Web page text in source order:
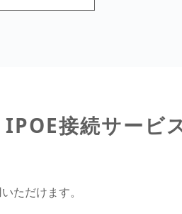
IPOE接続サービ
ただけます。